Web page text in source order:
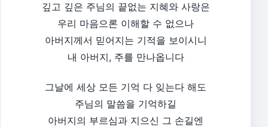
깊고 깊은 주님의 끝없는 지혜와 사랑은
우리 마음으론 이해할 수 없으나
아버지께서 믿어지는 기적을 보이시니
내 아버지, 주를 만나옵니다
그날에 세상 모든 기억 다 잊는다 해도
주님의 말씀을 기억하길
아버지의 부르심과 지으신 그 손길엔